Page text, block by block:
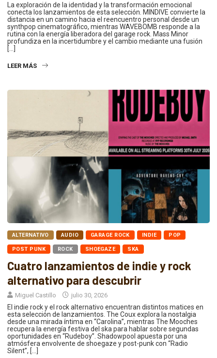
La exploración de la identidad y la transformación emocional
conecta los lanzamientos de esta selección. MINDIVE convierte la
distancia en un camino hacia el reencuentro personal desde un
synthpop cinematográfico, mientras WAVEBOMB responde a la
rutina con la energía liberadora del garage rock. Mass Minor
profundiza en la incertidumbre y el cambio mediante una fusión
[…]
LEER MÁS
ALTERNATIVO AUDIO GARAGE ROCK INDIE POP
POST PUNK ROCK SHOEGAZE SKA
Cuatro lanzamientos de indie y rock
alternativo para descubrir
Miguel Castillo julio 30, 2026
El indie rock y el rock alternativo encuentran distintos matices en
esta selección de lanzamientos. The Coux explora la nostalgia
desde una mirada íntima en “Carolina”, mientras The Mooches
recupera la energía festiva del ska para hablar sobre segundas
oportunidades en “Rudeboy”. Shadowpool apuesta por una
atmósfera envolvente de shoegaze y post-punk con “Radio
Silent”, […]